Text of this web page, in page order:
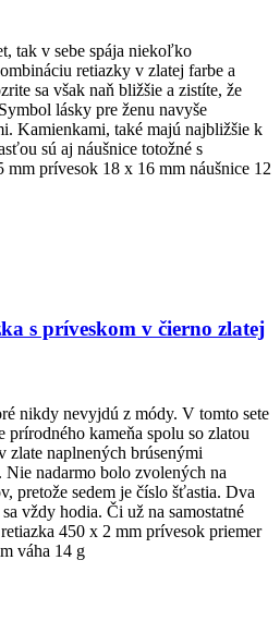
tak v sebe spája niekoľko
retiazky v zlatej farbe a
sa však naň bližšie a zistíte, že
lásky pre ženu navyše
Kamienkami, také majú najbližšie k
sú aj náušnice totožné s
prívesok 18 x 16 mm náušnice 12
s príveskom v čierno zlatej
nikdy nevyjdú z módy. V tomto sete
prírodného kameňa spolu so zlatou
zlate naplnených brúsenými
Nie nadarmo bolo zvolených na
pretože sedem je číslo šťastia. Dva
vždy hodia. Či už na samostatné
450 x 2 mm prívesok priemer
váha 14 g